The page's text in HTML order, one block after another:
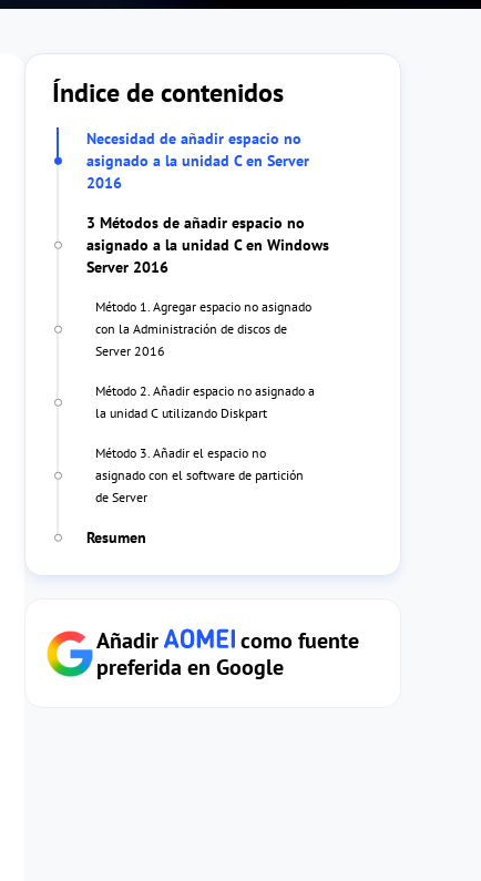
Índice de contenidos
Necesidad de añadir espacio no
asignado a la unidad C en Server
2016
3 Métodos de añadir espacio no
asignado a la unidad C en Windows
Server 2016
Método 1. Agregar espacio no asignado
con la Administración de discos de
Server 2016
Método 2. Añadir espacio no asignado a
la unidad C utilizando Diskpart
Método 3. Añadir el espacio no
asignado con el software de partición
de Server
Resumen
Añadir
como fuente
preferida en Google